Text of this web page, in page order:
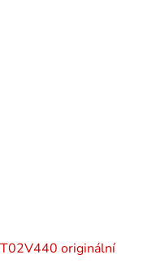
originální